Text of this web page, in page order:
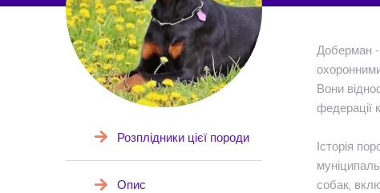
Розплідники цієї породи
Опис
Доберман -
Вони
федерації
Історія
собак,